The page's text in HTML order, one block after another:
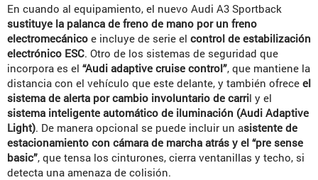
En cuando al equipamiento, el nuevo Audi A3 Sportback
sustituye la palanca de freno de mano por un freno
electromecánico e incluye de serie el control de estabilización
electrónico ESC. Otro de los sistemas de seguridad que
incorpora es el “Audi adaptive cruise control”, que mantiene la
distancia con el vehículo que este delante, y también ofrece el
sistema de alerta por cambio involuntario de carril y el
sistema inteligente automático de iluminación (Audi Adaptive
Light). De manera opcional se puede incluir un asistente de
estacionamiento con cámara de marcha atrás y el “pre sense
basic”, que tensa los cinturones, cierra ventanillas y techo, si
detecta una amenaza de colisión.